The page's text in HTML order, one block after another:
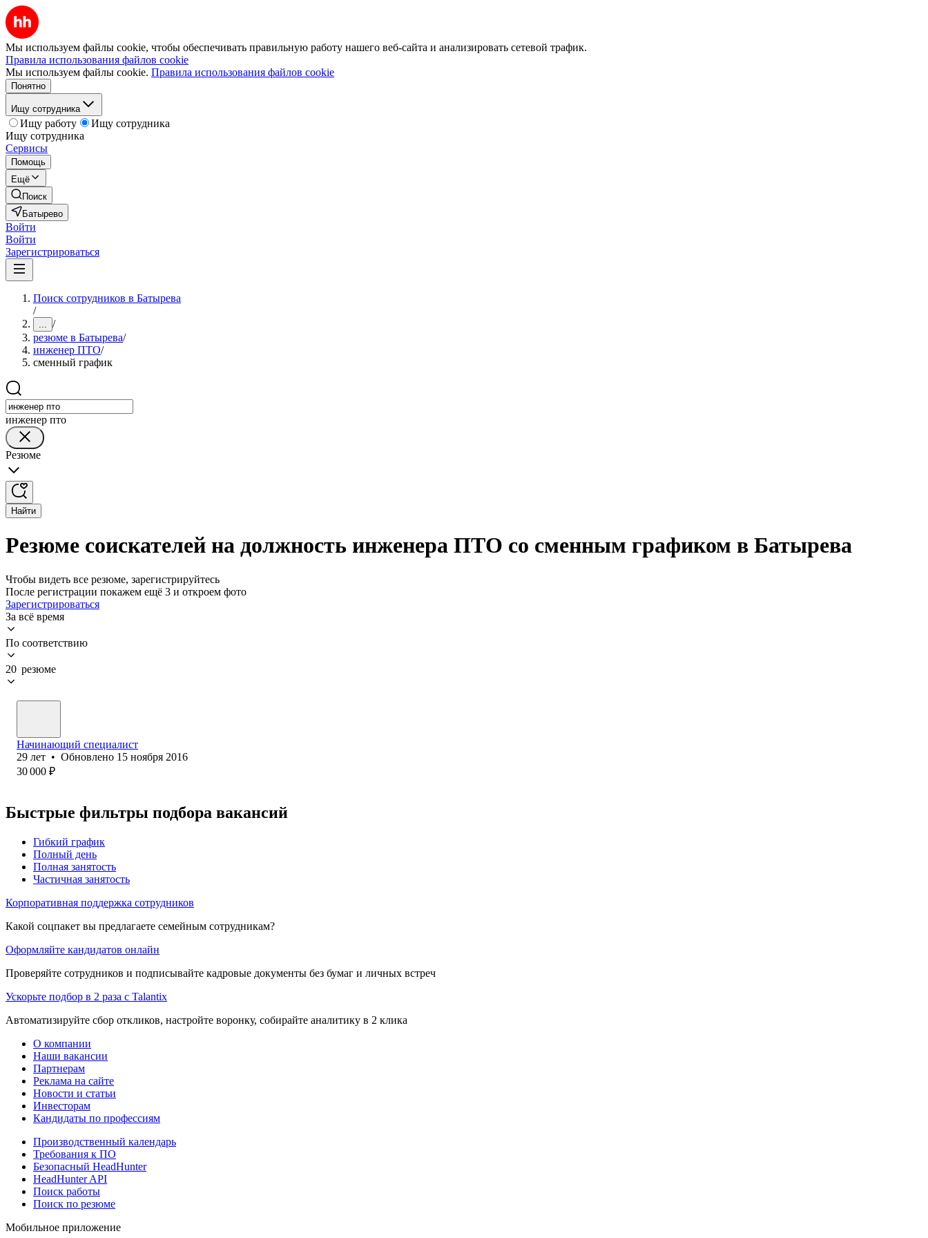
Мы используем файлы cookie, чтобы обеспечивать правильную работу нашего веб-сайта и анализировать сетевой трафик.
Правила использования файлов cookie
Мы используем файлы cookie. Правила использования файлов cookie
Понятно
Ищу сотрудника
Ищу работу
Ищу сотрудника
Ищу сотрудника
Сервисы
Помощь
Ещё
Поиск
Батырево
Войти
Войти
Зарегистрироваться
Поиск сотрудников в Батырева
/
... /
резюме в Батырева/
инженер ПТО/
сменный график
инженер пто
Резюме
Найти
Резюме соискателей на должность инженера ПТО со сменным графиком в Батырева
Чтобы видеть все резюме, зарегистрируйтесь
После регистрации покажем ещё 3 и откроем фото
Зарегистрироваться
За всё время
По соответствию
20 резюме
Начинающий специалист
29 лет • Обновлено 15 ноября 2016
30 000 ₽
Быстрые фильтры подбора вакансий
Гибкий график
Полный день
Полная занятость
Частичная занятость
Корпоративная поддержка сотрудников
Какой соцпакет вы предлагаете семейным сотрудникам?
Оформляйте кандидатов онлайн
Проверяйте сотрудников и подписывайте кадровые документы без бумаг и личных встреч
Ускорьте подбор в 2 раза с Talantix
Автоматизируйте сбор откликов, настройте воронку, собирайте аналитику в 2 клика
О компании
Наши вакансии
Партнерам
Реклама на сайте
Новости и статьи
Инвесторам
Кандидаты по профессиям
Производственный календарь
Требования к ПО
Безопасный HeadHunter
HeadHunter API
Поиск работы
Поиск по резюме
Мобильное приложение